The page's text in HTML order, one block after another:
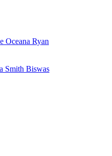
Oceana Ryan
Smith Biswas